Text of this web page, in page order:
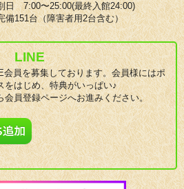
日 7:00〜25:00(最終入館24:00)
備151台（障害者用2台含む）
LINE
員を募集しております。会員様にはポ
をはじめ、特典がいっぱい♪
会員登録ページへお進みください。